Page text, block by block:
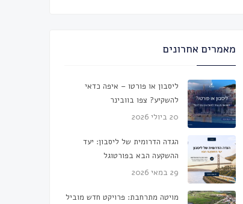
מאמרים אחרונים
ליסבון או פורטו – איפה כדאי
להשקיע? צפו בוובינר
20 ביולי 2026
הגדה הדרומית של ליסבון: יעד
ההשקעה הבא בפורטוגל
29 במאי 2026
מויטה מתרחבת: פרויקט חדש מוביל